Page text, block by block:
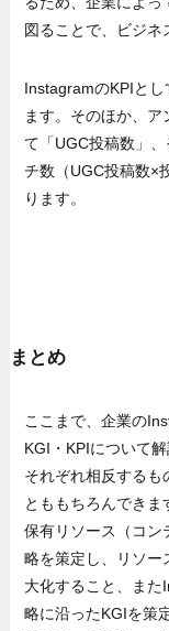
図ることで、ビジネ
InstagramのKPIと
ます。そのほか、
て「UGC投稿数」
チ数（UGC投稿数×
ります。
まとめ
ここまで、企業の
KGI・KPIについて
それぞれ相反するも
とももちろんできま
保有リソース（コン
略を策定し、リソー
大化すること、ま
略に沿ったKGIを策